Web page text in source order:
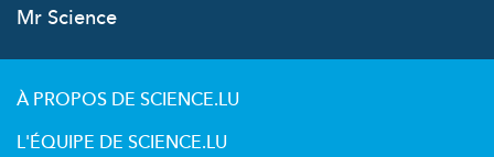
Mr Science
À PROPOS DE SCIENCE.LU
L'ÉQUIPE DE SCIENCE.LU